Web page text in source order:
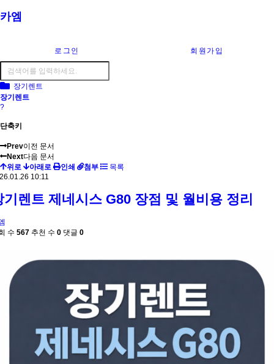
카엠
로그인 회원가입
장기렌트
장기렌트
?
단축키
Prev이전 문서
Next다음 문서
위로
아래로 인쇄 첨부
목록
10:11
기렌트 제네시스 G80 장점 및 월비용 정리
수 567 추천 수 0 댓글 0